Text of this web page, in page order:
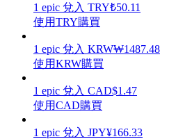
機槍池
1 epic 兌入 TRY₺50.11
使用TRY購買
1 epic 兌入 KRW₩1487.48
使用KRW購買
1 epic 兌入 CAD$1.47
使用CAD購買
1 epic 兌入 JPY¥166.33